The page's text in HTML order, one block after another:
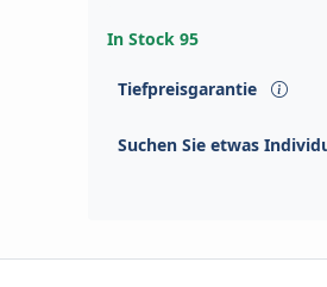
In Stock 95
Tiefpreisgarantie
Suchen Sie etwas